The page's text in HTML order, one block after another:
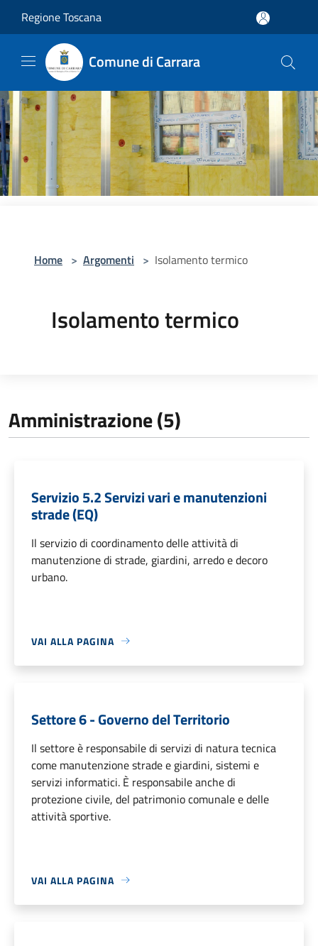
Regione Toscana
Comune di Carrara
Home > Argomenti > Isolamento termico
Isolamento termico
Amministrazione (5)
Servizio 5.2 Servizi vari e manutenzioni
strade (EQ)
Il servizio di coordinamento delle attività di
manutenzione di strade, giardini, arredo e decoro
urbano.
VAI ALLA PAGINA
Settore 6 - Governo del Territorio
Il settore è responsabile di servizi di natura tecnica
come manutenzione strade e giardini, sistemi e
servizi informatici. È responsabile anche di
protezione civile, del patrimonio comunale e delle
attività sportive.
VAI ALLA PAGINA